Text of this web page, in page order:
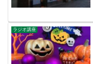
ラジオ講座